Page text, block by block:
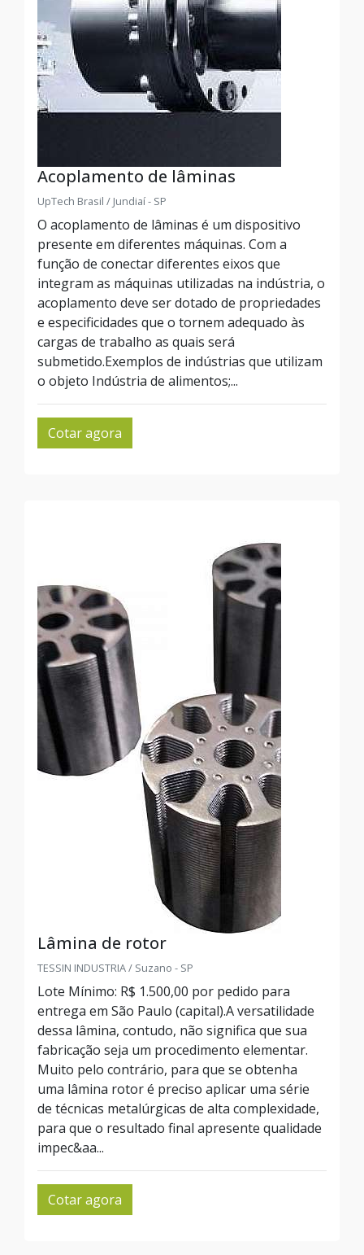
Acoplamento de lâminas
UpTech Brasil / Jundiaí - SP
O acoplamento de lâminas é um dispositivo
presente em diferentes máquinas. Com a
função de conectar diferentes eixos que
integram as máquinas utilizadas na indústria, o
acoplamento deve ser dotado de propriedades
e especificidades que o tornem adequado às
cargas de trabalho as quais será
submetido.Exemplos de indústrias que utilizam
o objeto Indústria de alimentos;...
Cotar agora
Lâmina de rotor
TESSIN INDUSTRIA / Suzano - SP
Lote Mínimo: R$ 1.500,00 por pedido para
entrega em São Paulo (capital).A versatilidade
dessa lâmina, contudo, não significa que sua
fabricação seja um procedimento elementar.
Muito pelo contrário, para que se obtenha
uma lâmina rotor é preciso aplicar uma série
de técnicas metalúrgicas de alta complexidade,
para que o resultado final apresente qualidade
impec&aa...
Cotar agora